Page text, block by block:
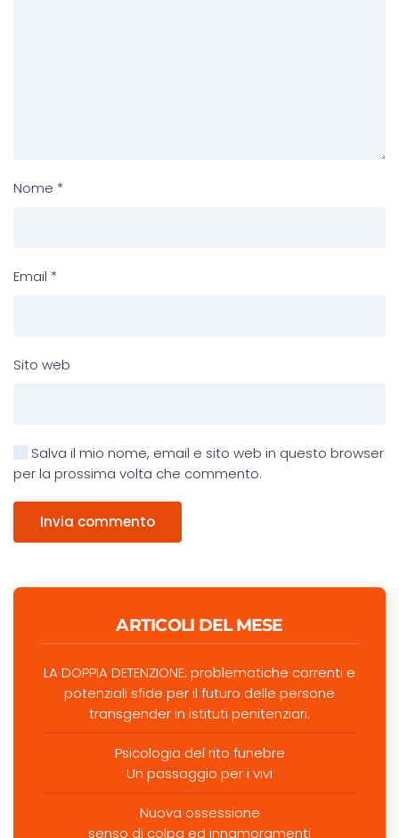
Nome *
Email *
Sito web
Salva il mio nome, email e sito web in questo browser
per la prossima volta che commento.
Invia commento
ARTICOLI DEL MESE
LA DOPPIA DETENZIONE: problematiche correnti e
potenziali sfide per il futuro delle persone
transgender in istituti penitenziari.
Psicologia del rito funebre
Un passaggio per i vivi
Nuova ossessione
senso di colpa ed innamoramenti